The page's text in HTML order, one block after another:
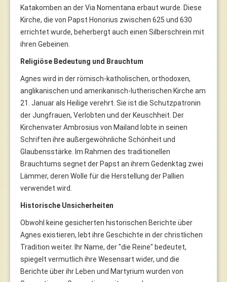
Katakomben an der Via Nomentana erbaut wurde. Diese
Kirche, die von Papst Honorius zwischen 625 und 630
errichtet wurde, beherbergt auch einen Silberschrein mit
ihren Gebeinen.
Religiöse Bedeutung und Brauchtum
Agnes wird in der römisch-katholischen, orthodoxen,
anglikanischen und amerikanisch-lutherischen Kirche am
21. Januar als Heilige verehrt. Sie ist die Schutzpatronin
der Jungfrauen, Verlobten und der Keuschheit. Der
Kirchenvater Ambrosius von Mailand lobte in seinen
Schriften ihre außergewöhnliche Schönheit und
Glaubensstärke. Im Rahmen des traditionellen
Brauchtums segnet der Papst an ihrem Gedenktag zwei
Lämmer, deren Wolle für die Herstellung der Pallien
verwendet wird.
Historische Unsicherheiten
Obwohl keine gesicherten historischen Berichte über
Agnes existieren, lebt ihre Geschichte in der christlichen
Tradition weiter. Ihr Name, der "die Reine" bedeutet,
spiegelt vermutlich ihre Wesensart wider, und die
Berichte über ihr Leben und Martyrium wurden von